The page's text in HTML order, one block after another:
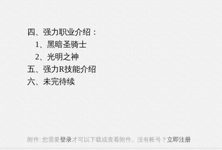
四、强力职业介绍：
1、黑暗圣骑士
2、光明之神
五、强力R技能介绍
六、未完待续
附件: 您需要登录才可以下载或查看附件。没有帐号？ 立即注册